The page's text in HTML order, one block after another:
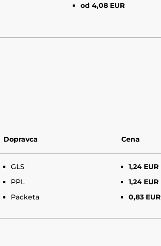
od 4,08 EUR
Dopravca Cena
GLS
PPL
Packeta
1,24 EUR
1,24 EUR
0,83 EUR